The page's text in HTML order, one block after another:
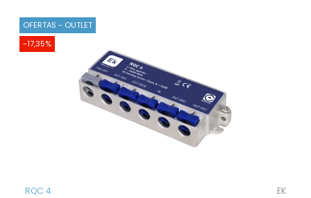
OFERTAS - OUTLET
-17,35%
RQC 4 EK